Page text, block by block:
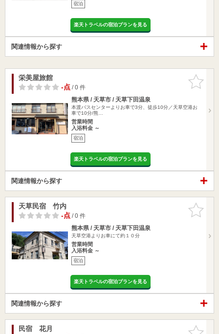
宿泊
楽天トラベルの宿泊プランを見る
関連情報から探す
お気に入
りに追加
栄美屋旅館
-点/ 0 件
熊本県 / 天草市 / 天草下田温泉
本渡バスセンターよりお車で3分、徒歩10分／天草空港お
車で10分/熊…
営業時間
入浴料金 ～
宿泊
楽天トラベルの宿泊プランを見る
関連情報から探す
お気に入
りに追加
天草民宿 竹内
-点/ 0 件
熊本県 / 天草市 / 天草下田温泉
天草空港よりお車にて約１０分
営業時間
入浴料金 ～
宿泊
楽天トラベルの宿泊プランを見る
関連情報から探す
お気に入
民宿 花月